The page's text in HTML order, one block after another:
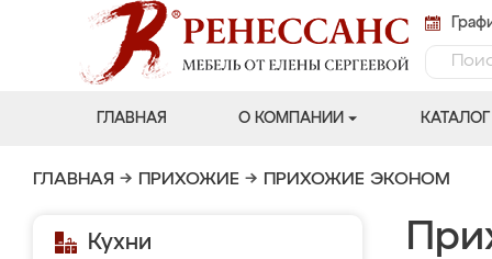
ГЛАВНАЯ О КОМПАНИИ КАТАЛОГ
ГЛАВНАЯ → ПРИХОЖИЕ → ПРИХОЖИЕ ЭКОНОМ
Кухни